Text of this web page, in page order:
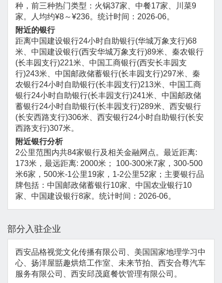
种，前三种热门类型：火锅37家、中餐17家、川菜9
家。人均约¥8～¥236。统计时间：2026-06。
附近的银行
距离中国建设银行24小时自助银行(华城万象支行)68
米、中国建设银行(西安华城万象支行)89米、秦农银行
(长丰园支行)221米、中国工商银行(西安长丰园支
行)243米、中国邮政储蓄银行(长丰园支行)297米、秦
农银行24小时自助银行(长丰园支行)213米、中国工商
银行24小时自助银行(长丰园支行)241米、中国邮政储
蓄银行24小时自助银行(长丰园支行)289米、西安银行
(长安西路支行)306米、西安银行24小时自助银行(长安
西路支行)307米。
附近银行分析
2公里范围内共84家银行及相关金融网点。最近距离:
173米，最远距离: 2000米； 100-300米7家，300-500
米6家，500米-1公里19家，1-2公里52家；主要银行品
牌包括：中国邮政储蓄银行10家、中国农业银行10
家、中国建设银行8家。统计时间：2026-06。
部分入驻企业
西安品格视觉文化传播有限公司、美国国家地理学习中
心、扬洋屋甛趣烘焙工作室、未来节拍、西安合尊汽车
服务有限公司、西安邱茂庭餐饮管理有限公司。